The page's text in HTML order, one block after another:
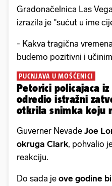
Gradonačelnica Las
izrazila je "sućut u ime
- Kakva tragična
budemo pozitivni i
PUCNJAVA U MOŠĆENICI
Petorici policajaca
odredio istražni
otkrila snimka koju
Guverner Nevade Joe
okruga Clark, pohvalio
reakciju.
Do sada je ove godine